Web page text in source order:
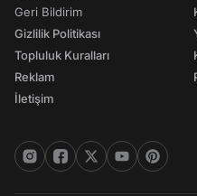
Geri Bildirim
Gizlilik Politikası
Topluluk Kuralları
Reklam
İletişim